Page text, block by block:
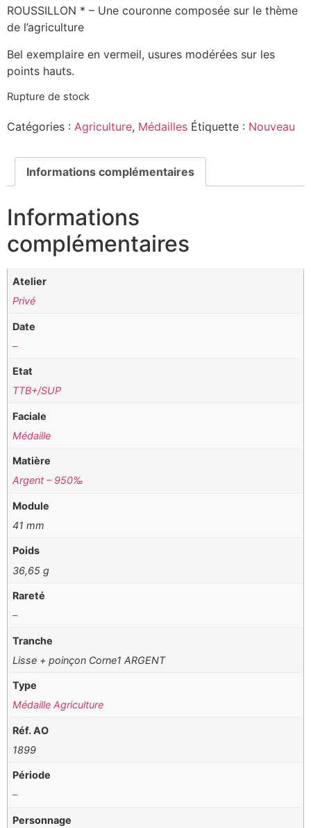
ROUSSILLON * – Une couronne composée sur le thème
de l’agriculture
Bel exemplaire en vermeil, usures modérées sur les
points hauts.
Rupture de stock
Catégories : Agriculture, Médailles Étiquette : Nouveau
Informations complémentaires
Informations
complémentaires
Atelier
Privé
Date
–
Etat
TTB+/SUP
Faciale
Médaille
Matière
Argent – 950‰
Module
41 mm
Poids
36,65 g
Rareté
–
Tranche
Lisse + poinçon Corne1 ARGENT
Type
Médaille Agriculture
Réf. AO
1899
Période
–
Personnage